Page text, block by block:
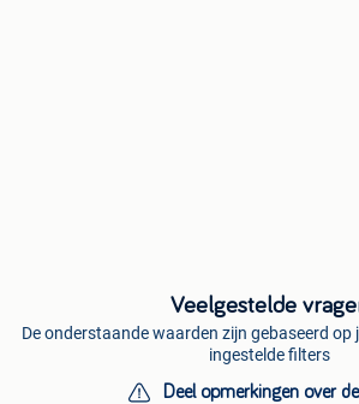
Veelgestelde
De onderstaande waarden zijn gebaseerd op
ingestelde filters
Deel opmerkingen over